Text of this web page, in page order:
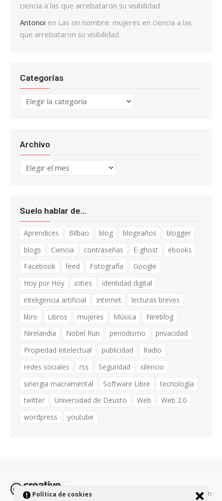
Política de cookies
ciencia a las que arrebataron su visibilidad
Antonoi en Las sin nombre: mujeres en ciencia a las
que arrebataron su visibilidad
Categorías
Categorías
Archivo
Archivo
Suelo hablar de…
Aprendices Bilbao blog blogeaños
blogger
blogs
Ciencia contraseñas E-ghost
ebooks
Facebook
feed Fotografía
Google
Hoy por Hoy
icities
identidad digital
inteligencia artificial
Internet
lecturas breves
libro
Libros mujeres Música
Nireblog
Nirelandia
Nobel Run periodismo
privacidad
Propiedad Intelectual
publicidad
Radio
redes sociales
rss Seguridad
silencio
sinergia macramental
Software Libre
tecnología
twitter
Universidad de Deusto Web
Web 2.0
wordpress
youtube
Todos los contenidos de esta página están